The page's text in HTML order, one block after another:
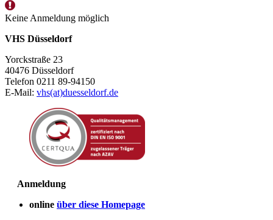
Keine Anmeldung möglich
VHS Düsseldorf
Yorckstraße 23
40476 Düsseldorf
Telefon 0211 89-94150
E-Mail: vhs(at)duesseldorf.de
Anmeldung
online über diese Homepage